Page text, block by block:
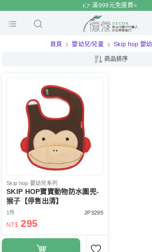
時 特賣
👉 滿999元免運費⭐️
首頁 嬰幼兒/兒童 Skip hop 嬰幼
商品排序
Skip hop 嬰幼兒系列
SKIP HOP寶寶動物防水圍兜-
猴子【停售出清】
1件 JP3295
NT$ 295